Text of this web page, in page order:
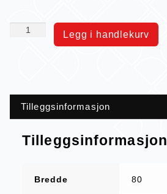
Legg i handlekurv
Tilleggsinformasjon
Tilleggsinformasjon
Bredde 80